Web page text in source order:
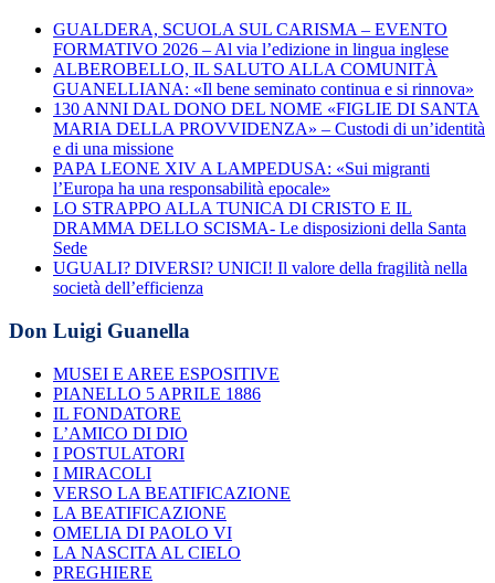
GUALDERA, SCUOLA SUL CARISMA – EVENTO
FORMATIVO 2026 – Al via l’edizione in lingua inglese
ALBEROBELLO, IL SALUTO ALLA COMUNITÀ
GUANELLIANA: «Il bene seminato continua e si rinnova»
130 ANNI DAL DONO DEL NOME «FIGLIE DI SANTA
MARIA DELLA PROVVIDENZA» – Custodi di un’identità
e di una missione
PAPA LEONE XIV A LAMPEDUSA: «Sui migranti
l’Europa ha una responsabilità epocale»
LO STRAPPO ALLA TUNICA DI CRISTO E IL
DRAMMA DELLO SCISMA- Le disposizioni della Santa
Sede
UGUALI? DIVERSI? UNICI! Il valore della fragilità nella
società dell’efficienza
Don Luigi Guanella
MUSEI E AREE ESPOSITIVE
PIANELLO 5 APRILE 1886
IL FONDATORE
L’AMICO DI DIO
I POSTULATORI
I MIRACOLI
VERSO LA BEATIFICAZIONE
LA BEATIFICAZIONE
OMELIA DI PAOLO VI
LA NASCITA AL CIELO
PREGHIERE